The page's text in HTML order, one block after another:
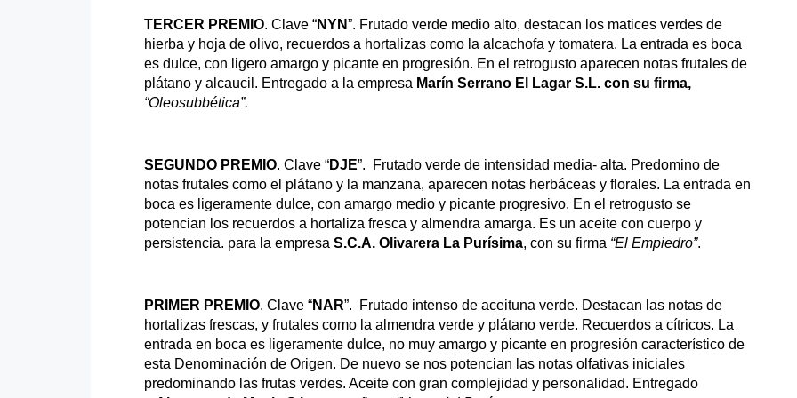
TERCER PREMIO. Clave “NYN”. Frutado verde medio alto, destacan los matices verdes de
hierba y hoja de olivo, recuerdos a hortalizas como la alcachofa y tomatera. La entrada es boca
es dulce, con ligero amargo y picante en progresión. En el retrogusto aparecen notas frutales de
plátano y alcaucil. Entregado a la empresa Marín Serrano El Lagar S.L. con su firma,
“Oleosubbética”.
SEGUNDO PREMIO. Clave “DJE”. Frutado verde de intensidad media- alta. Predomino de
notas frutales como el plátano y la manzana, aparecen notas herbáceas y florales. La entrada en
boca es ligeramente dulce, con amargo medio y picante progresivo. En el retrogusto se
potencian los recuerdos a hortaliza fresca y almendra amarga. Es un aceite con cuerpo y
persistencia. para la empresa S.C.A. Olivarera La Purísima, con su firma “El Empiedro”.
PRIMER PREMIO. Clave “NAR”. Frutado intenso de aceituna verde. Destacan las notas de
hortalizas frescas, y frutales como la almendra verde y plátano verde. Recuerdos a cítricos. La
entrada en boca es ligeramente dulce, no muy amargo y picante en progresión característico de
esta Denominación de Origen. De nuevo se nos potencian las notas olfativas iniciales
predominando las frutas verdes. Aceite con gran complejidad y personalidad. Entregado